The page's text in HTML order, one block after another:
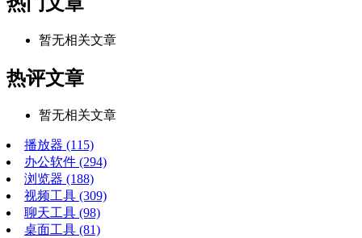
暂无相关文章
热评文章
暂无相关文章
播放器 (115)
办公软件 (294)
浏览器 (188)
视频工具 (309)
聊天工具 (98)
桌面工具 (81)